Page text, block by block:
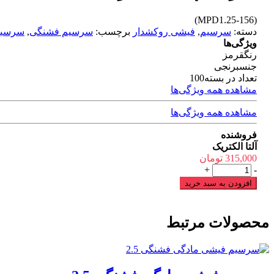
(MPD1.25-156)
دسته: سرسیم, فیشی روکشدار برچسب: سرسیم فشنگی,
ویژگی‌ها
رنگقرمز
جنسبرنجی
تعداد در بسته100
مشاهده همه ویژگی‌ها
مشاهده همه ویژگی‌ها
فروشنده
آلتا الکتریک
315,000 تومان
سرسیم
فیشی
نری
عدد
-
+
افزودن به سبد خرید
محصولات مرتبط